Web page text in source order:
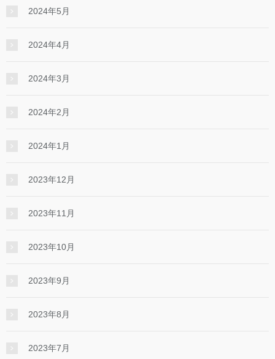
2024年5月
2024年4月
2024年3月
2024年2月
2024年1月
2023年12月
2023年11月
2023年10月
2023年9月
2023年8月
2023年7月